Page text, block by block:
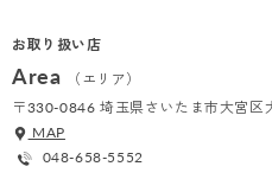
お取り扱い店
Area
（エリア）
〒330-0846 埼玉県さいたま市大宮区
MAP
048-658-5552